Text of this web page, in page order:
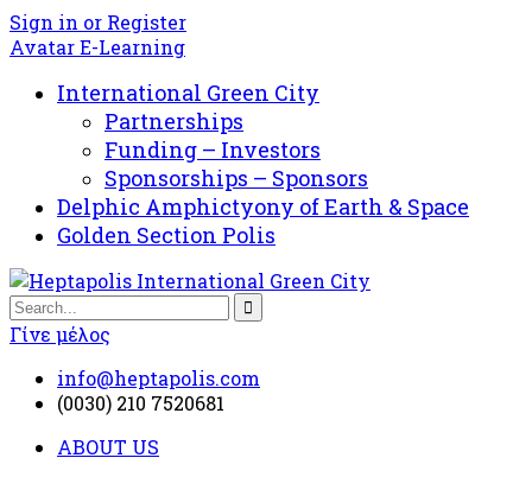
Sign in or Register
Avatar E-Learning
International Green City
Partnerships
Funding – Investors
Sponsorships – Sponsors
Delphic Amphictyony of Earth & Space
Golden Section Polis
Γίνε μέλος
info@heptapolis.com
(0030) 210 7520681
ABOUT US